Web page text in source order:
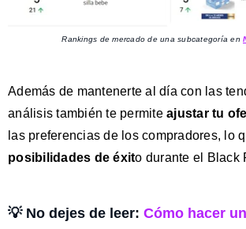
Rankings de mercado de una subcategoría en
Además de mantenerte al día con las
análisis también te permiteajustar tu
las preferencias de los compradores, lo
posibilidades de éxito durante el Black
💡 No dejes de leer: Cómo hacer